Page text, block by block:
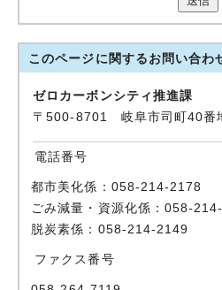
このページに関する お問い合わ
ゼロカーボンシティ推進課
〒500-8701 岐阜市司町40
電話番号
都市美化係：058-214-2178
ごみ減量・資源化係：058-
脱炭素係：058-214-2149
ファクス番号